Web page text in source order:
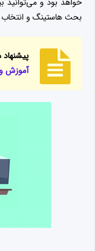
بحث هاستینگ و
آموزش